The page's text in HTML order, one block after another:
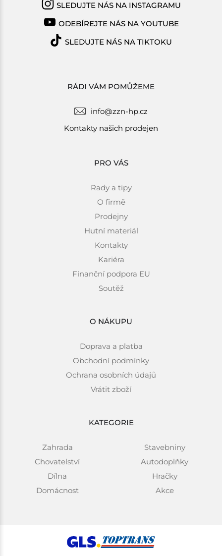
RÁDI VÁM POMŮŽEME
info@zzn-hp.cz
Kontakty našich prodejen
PRO VÁS
Rady a tipy
O firmě
Prodejny
Hutní materiál
Kontakty
Kariéra
Finanční podpora EU
Soutěž
O NÁKUPU
Doprava a platba
Obchodní podmínky
Ochrana osobních údajů
Vrátit zboží
KATEGORIE
Zahrada
Chovatelství
Dílna
Domácnost
Stavebniny
Autodoplňky
Hračky
Akce
SLEDUJTE NÁS NA INSTAGRAMU
ODEBÍREJTE NÁS NA YOUTUBE
SLEDUJTE NÁS NA TIKTOKU